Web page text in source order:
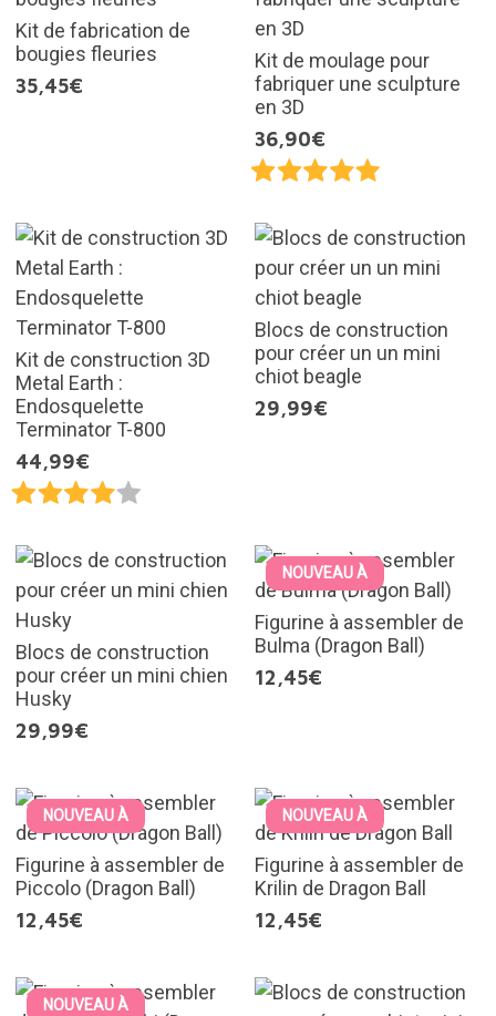
Kit de fabrication de
bougies fleuries
35,45€
Kit de moulage pour
fabriquer une sculpture
en 3D
36,90€
Kit de construction 3D
Metal Earth :
Endosquelette
Terminator T-800
44,99€
Blocs de construction
pour créer un un mini
chiot beagle
29,99€
Blocs de construction
pour créer un mini chien
Husky
29,99€
NOUVEAU À
Figurine à assembler de
Bulma (Dragon Ball)
12,45€
NOUVEAU À
Figurine à assembler de
Piccolo (Dragon Ball)
12,45€
NOUVEAU À
Figurine à assembler de
Krilin de Dragon Ball
12,45€
NOUVEAU À